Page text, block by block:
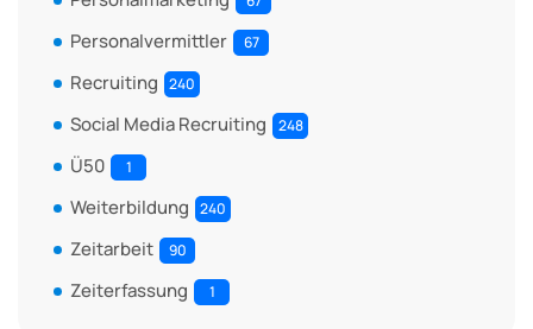
Personalvermittler 67
Recruiting 240
Social Media Recruiting 248
Ü50 1
Weiterbildung 240
Zeitarbeit 90
Zeiterfassung 1